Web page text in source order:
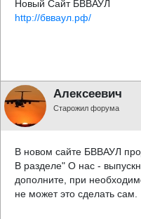
Новый Сайт БВВАУЛ
http://бвваул.рф/
Алексеевич
Старожил форума
В новом сайте БВВАУЛ
В разделе" О нас -
дополните, при
не может это сделать сам.